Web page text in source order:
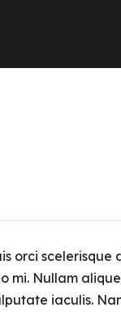
orci scelerisque
mi. Nullam
iaculis.